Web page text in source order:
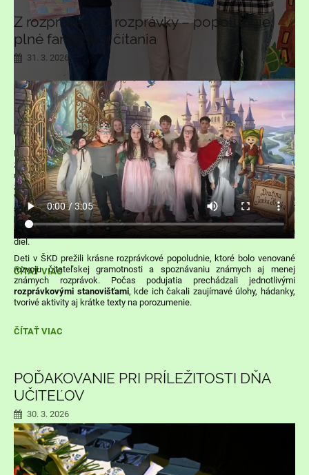
Fantázia detí nemá hranice – a už vôbec nie vtedy, keď sa deti
zapozerajú svojimiočami do vesmíru . Aj tento rok sa na našej škole
uskutočnilo školské kolo výtvarnej súťaže
Vesmír očami detí, v ktorom
žiaci prejavili svoju tvorivosť, predstavivosť a odvahu snívať vo veľkom.
Vytvorili nádherné práce plné planét, galaxií, rakiet, mimozemských
svetov aj vlastných originálnych príbehov. Odborná porota v zložení
Mgr. Jitka Fiľová, Mgr. Barbora Porvazník a Mgr. Mária Astrabová mala
skutočne náročnú úlohu – vybrať tie najkrajšie z množstva výnimočných
diel.
VESMÍR
OČAMI
DETÍ:
ČÍTAŤ VIAC
Z rozprávky do rozprávky – popoludnie
plné fantázie a čítania
31. 3. 2026
Deti v ŠKD prežili krásne rozprávkové popoludnie, ktoré bolo venované
rozvoju čitateľskej gramotnosti a spoznávaniu známych aj menej
známych rozprávok. Počas podujatia prechádzali jednotlivými
rozprávkovými stanovišťami, kde ich čakali zaujímavé úlohy, hádanky,
tvorivé aktivity aj krátke texty na porozumenie.
Z
–
POPOLUDNIE
PLNÉ
FANTÁZIE
A
ČÍTANIA:
ČÍTAŤ VIAC
POĎAKOVANIE PRI PRÍLEŽITOSTI DŇA
UČITEĽOV
30. 3. 2026